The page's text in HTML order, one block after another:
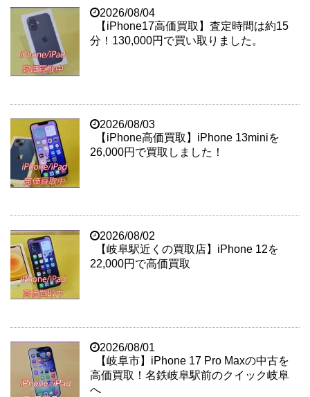
2026/08/04
【iPhone17高価買取】査定時間は約15
分！130,000円で買い取りました。
2026/08/03
【iPhone高価買取】iPhone 13miniを
26,000円で買取しました！
2026/08/02
【岐阜駅近くの買取店】iPhone 12を
22,000円で高価買取
2026/08/01
【岐阜市】iPhone 17 Pro Maxの中古を
高価買取！名鉄岐阜駅前のクイック岐阜
へ